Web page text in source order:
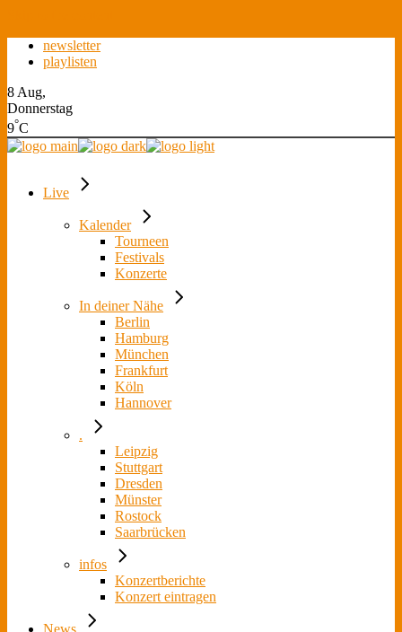
newsletter
playlisten
8 Aug,
Donnerstag
9°C
Live
Kalender
Tourneen
Festivals
Konzerte
In deiner Nähe
Berlin
Hamburg
München
Frankfurt
Köln
Hannover
.
Leipzig
Stuttgart
Dresden
Münster
Rostock
Saarbrücken
infos
Konzertberichte
Konzert eintragen